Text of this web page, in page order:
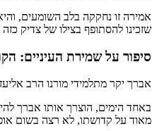
אמירה זו נחקקה בלב השומעים,
שזכינו להסתופף בצילו של צדיק
סיפור על שמירת העיניים:
אברך יקר מתלמידי מורנו הרב
באחד הימים, הוצרך אותו אברך
מאוד על קדושתו, לא רצה בשום